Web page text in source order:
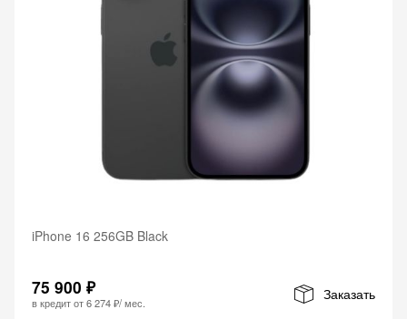
iPhone 16 256GB Black
75 900 ₽
в кредит от6 274 ₽/ мес.
Заказать